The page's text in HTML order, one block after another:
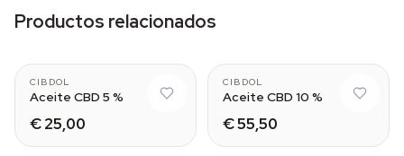
Productos relacionados
CIBDOL
Aceite CBD 5 %
€ 25,00
CIBDOL
Aceite CBD 10 %
€ 55,50